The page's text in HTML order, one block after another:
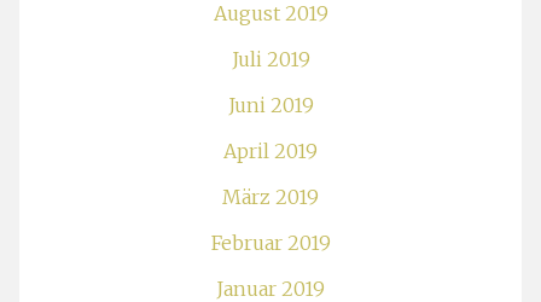
August 2019
Juli 2019
Juni 2019
April 2019
März 2019
Februar 2019
Januar 2019